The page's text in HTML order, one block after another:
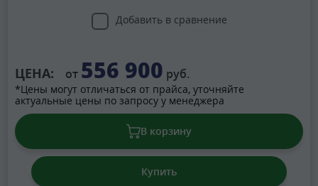
Добавить в сравнение
ЦЕНА: от 556 900 руб.
*Цены могут отличаться от прайса, уточняйте
актуальные цены по запросу у менеджера
В корзину
Купить